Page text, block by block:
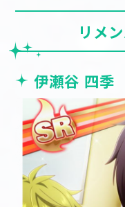
リメ
伊瀬谷 四季